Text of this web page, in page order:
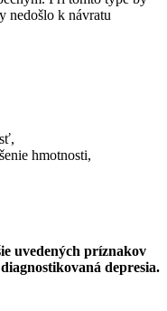
nedošlo k návratu
hmotnosti,
uvedených príznakov
depresia.